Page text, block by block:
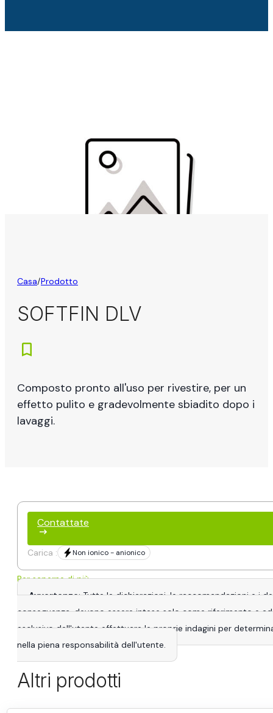
Casa/Prodotto
SOFTFIN DLV
Composto pronto all'uso per rivestire, per un
effetto pulito e gradevolmente sbiadito dopo i
lavaggi.
Per saperne di più
Avvertenze: Tutte le dichiarazioni, le raccomandazioni e i
conseguenza, devono essere intese solo come riferimento e
esclusivo dell'utente effettuare le proprie indagini per
nella piena responsabilità dell'utente.
Contattate
Carica : Non ionico - anionico
Altri prodotti